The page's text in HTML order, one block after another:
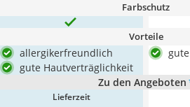
Farbschutz
Vorteile
allergikerfreundlich
gute Hautverträglichkeit
Zu den Angeboten
Lieferzeit